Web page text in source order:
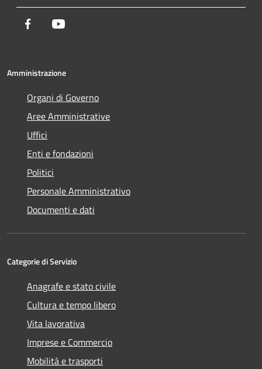
Facebook
Amministrazione
Organi di Governo
Aree Amministrative
Uffici
Enti e fondazioni
Politici
Personale Amministrativo
Documenti e dati
Categorie di Servizio
Anagrafe e stato civile
Cultura e tempo libero
Vita lavorativa
Imprese e Commercio
Mobilità e trasporti